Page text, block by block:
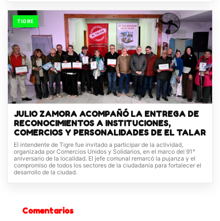
TIGRE
JULIO ZAMORA ACOMPAÑÓ LA ENTREGA DE
RECONOCIMIENTOS A INSTITUCIONES,
COMERCIOS Y PERSONALIDADES DE EL TALAR
El intendente de Tigre fue invitado a participar de la actividad,
organizada por Comercios Unidos y Solidarios, en el marco del 91°
aniversario de la localidad. El jefe comunal remarcó la pujanza y el
compromiso de todos los sectores de la ciudadanía para fortalecer el
desarrollo de la ciudad.
Comentarios